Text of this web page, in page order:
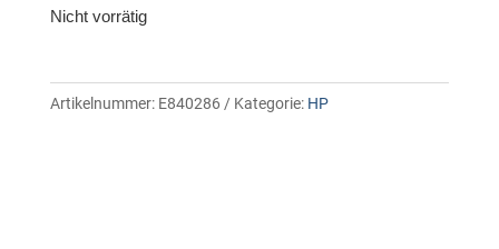
Nicht vorrätig
Artikelnummer: E840286 Kategorie: HP